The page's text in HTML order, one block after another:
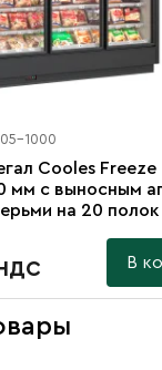
1000
Cooles Freeze
мм с выносным
на 20 полок
В